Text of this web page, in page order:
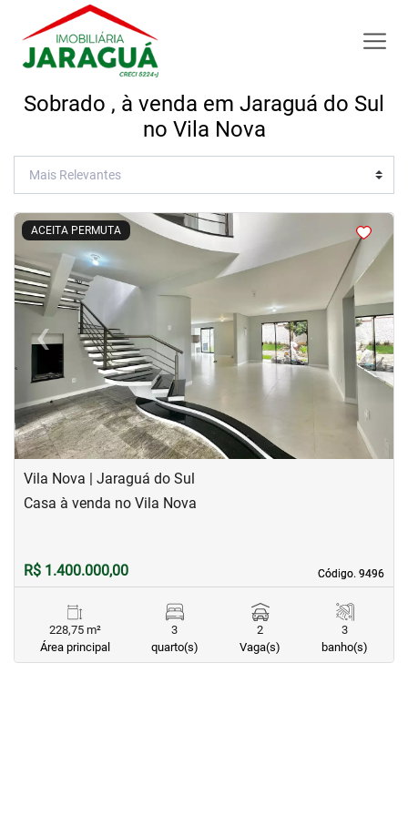
Sobrado , à venda em Jaraguá do Sul
no Vila Nova
ACEITA PERMUTA
< <<<
‹Previous ›Next
Vila Nova | Jaraguá do Sul
Código. 9496
Código. 9496
Casa à venda no Vila Nova
R$ 1.400.000,00
228,75 m²
Área principal
3
quarto(s)
2
Vaga(s)
3
banho(s)